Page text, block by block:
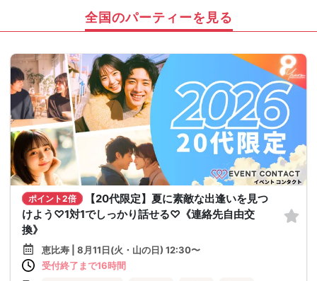
全国のパーティーを見る
ポイント2倍
【20代限定】夏に素敵な出逢いを見つ
けよう♡1対1でしっかり話せる♡《連絡先自由交
換》
恵比寿 | 8月11日(火・山の日) 12:30〜
受付終了まで16時間